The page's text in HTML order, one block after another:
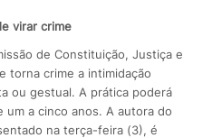
virar crime
de Constituição, Justiça e
torna crime a intimidação
ou gestual. A prática poderá
um a cinco anos. A autora do
na terça-feira (3), é